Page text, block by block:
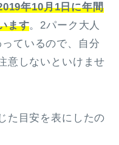
年10月1日に年間
ます。2パーク大人
ているので、自分
意しないといけませ
た目安を表にしたの